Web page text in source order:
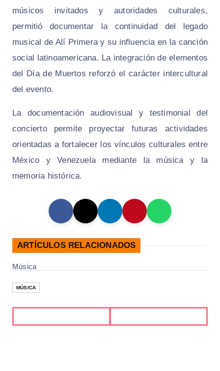
músicos invitados y autoridades culturales,
permitió documentar la continuidad del legado
musical de Alí Primera y su influencia en la canción
social latinoamericana. La integración de elementos
del Día de Muertos reforzó el carácter intercultural
del evento.
La documentación audiovisual y testimonial del
concierto permite proyectar futuras actividades
orientadas a fortalecer los vínculos culturales entre
México y Venezuela mediante la música y la
memoria histórica.
ARTÍCULOS RELACIONADOS
Música
MÚSICA